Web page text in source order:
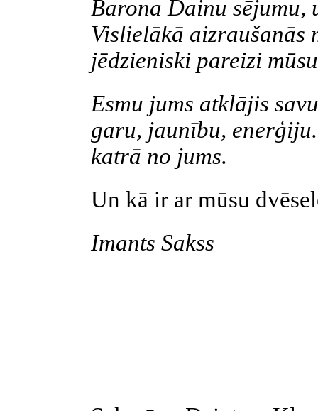
Barona Dainu sējumu,
Vislielākā aizraušanās
jēdzieniski pareizi
Esmu jums atklājis
garu, jaunību,
katrā no jums.
Un kā ir ar mūsu
Imants Sakss